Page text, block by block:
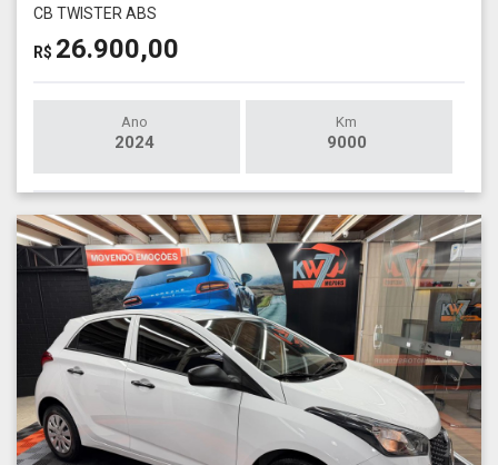
CB TWISTER ABS
R$ 26.900,00
Ano
2024
Km
9000